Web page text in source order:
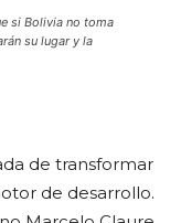
si Bolivia no toma
su lugar y la
de transformar
de desarrollo.